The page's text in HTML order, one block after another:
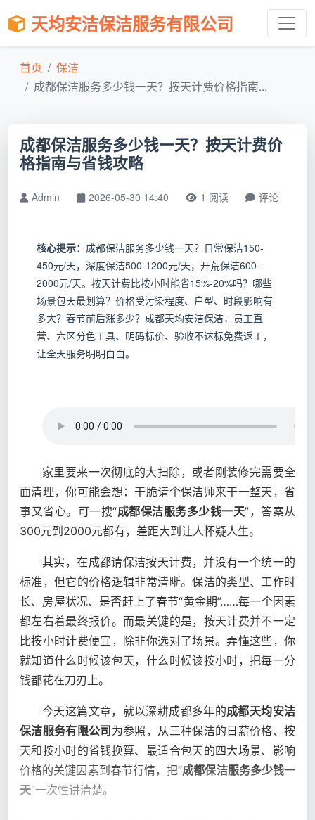
天均安洁保洁服务有限公司
首页
保洁
成都保洁服务多少钱一天？按天计费价格指南...
成都保洁服务多少钱一天？按天计费价
格指南与省钱攻略
Admin 2026-05-30 14:40 1 阅读 评论
核心提示： 成都保洁服务多少钱一天？日常保洁150-
450元/天，深度保洁500-1200元/天，开荒保洁600-
2000元/天。按天计费比按小时能省15%-20%吗？哪些
场景包天最划算？价格受污染程度、户型、时段影响有
多大？春节前后涨多少？成都天均安洁保洁，员工直
营、六区分色工具、明码标价、验收不达标免费返工，
让全天服务明明白白。
家里要来一次彻底的大扫除，或者刚装修完需要全
面清理，你可能会想：干脆请个保洁师来干一整天，省
事又省心。可一搜“成都保洁服务多少钱一天”，答案从
300元到2000元都有，差距大到让人怀疑人生。
其实，在成都请保洁按天计费，并没有一个统一的
标准，但它的价格逻辑非常清晰。保洁的类型、工作时
长、房屋状况、是否赶上了春节“黄金期”……每一个因素
都左右着最终报价。而最关键的是，按天计费并不一定
比按小时计费便宜，除非你选对了场景。弄懂这些，你
就知道什么时候该包天，什么时候该按小时，把每一分
钱都花在刀刃上。
今天这篇文章，就以深耕成都多年的成都天均安洁
保洁服务有限公司 为参照，从三种保洁的日薪价格、按
天和按小时的省钱换算、最适合包天的四大场景、影响
价格的关键因素到春节行情，把“成都保洁服务多少钱一
天”一次性讲清楚。